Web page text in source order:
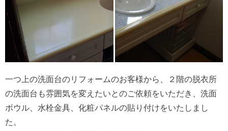
一つ上の洗面台のリフォームのお客様から、２階の脱衣所
の洗面台も雰囲気を変えたいとのご依頼をいただき、洗面
ボウル、水栓金具、化粧パネルの貼り付けをいたしまし
た。